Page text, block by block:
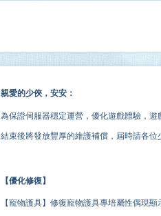
親愛的少俠，安安：
為保證伺服器穩定運營，優化遊戲體驗 ， 遊
結束後將發放豐厚的維護補償，屆時請各位
【優化修復】
【寵物護具】修復寵物護具專培屬性偶現顯